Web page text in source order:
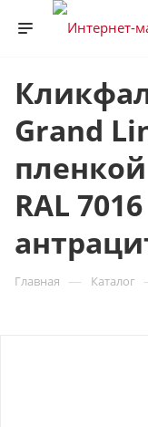
Grand
RAL 7016
Главная — Каталог